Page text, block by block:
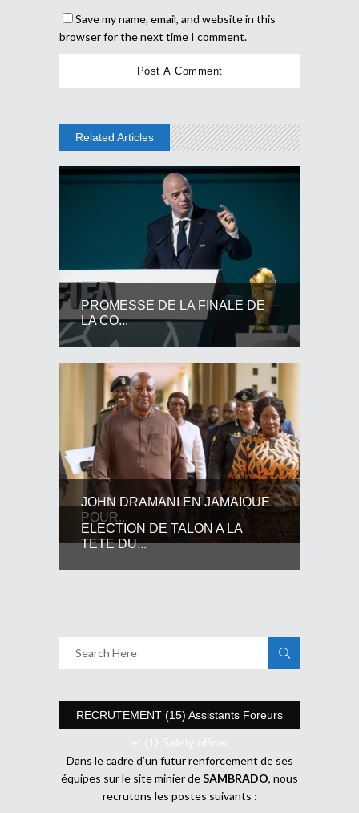
Save my name, email, and website in this
browser for the next time I comment.
Related Articles
PROMESSE DE LA FINALE DE
LA CO...
JOHN DRAMANI EN JAMAIQUE
POUR...
ELECTION DE TALON A LA
TETE DU...
RECRUTEMENT (15) Assistants Foreurs
et (1) Safety officer
Dans le cadre d’un futur renforcement de ses
équipes sur le site minier deSAMBRADO, nous
recrutons les postes suivants :